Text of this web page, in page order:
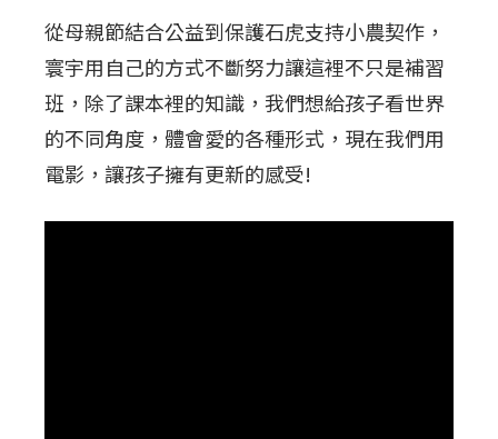
從母親節結合公益到保護石虎支持小農契作，
寰宇用自己的方式不斷努力讓這裡不只是補習
班，除了課本裡的知識，我們想給孩子看世界
的不同角度，體會愛的各種形式，現在我們用
電影，讓孩子擁有更新的感受!